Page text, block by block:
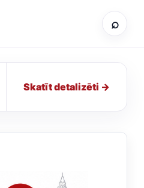
⌕
Skatīt detalizēti →